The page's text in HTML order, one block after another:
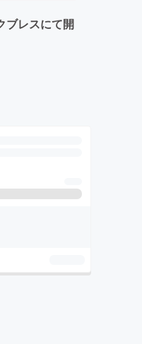
ブレスにて開